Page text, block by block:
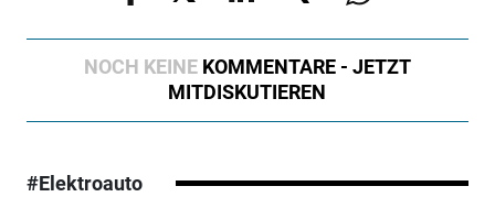
NOCH KEINE KOMMENTARE - JETZT
MITDISKUTIEREN
#Elektroauto